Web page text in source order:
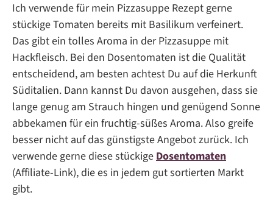
Ich verwende für mein Pizzasuppe Rezept gerne
stückige Tomaten bereits mit Basilikum verfeinert.
Das gibt ein tolles Aroma in der Pizzasuppe mit
Hackfleisch. Bei den Dosentomaten ist die Qualität
entscheidend, am besten achtest Du auf die Herkunft
Süditalien. Dann kannst Du davon ausgehen, dass sie
lange genug am Strauch hingen und genügend Sonne
abbekamen für ein fruchtig-süßes Aroma. Also greife
besser nicht auf das günstigste Angebot zurück. Ich
verwende gerne diese stückigeDosentomaten
(Affiliate-Link), die es in jedem gut sortierten Markt
gibt.